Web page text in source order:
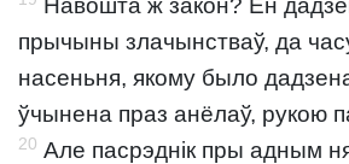
Навошта ж закон? Ён
прычыны злачынстваў, да
насеньня, якому было
ўчынена праз анёлаў, рукою
20 Але пасрэднік пры адным